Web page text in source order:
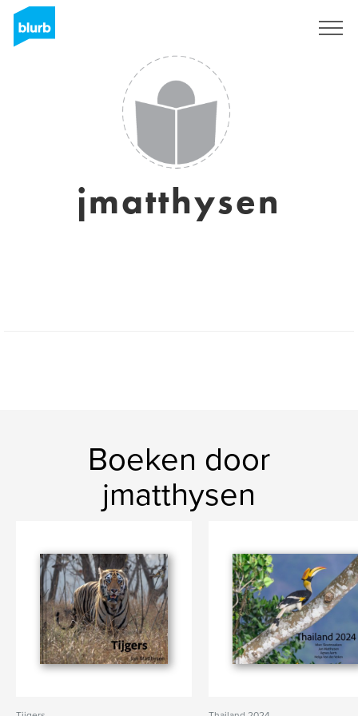
jmatthysen
Boeken door
jmatthysen